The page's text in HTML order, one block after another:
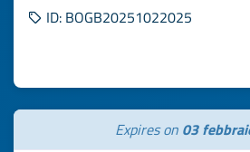
ID: BOGB20251022025
Expires on 03